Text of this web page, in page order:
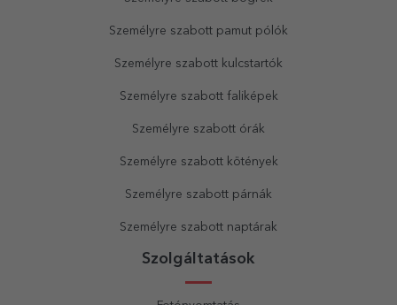
Személyre szabott pamut pólók
Személyre szabott kulcstartók
Személyre szabott faliképek
Személyre szabott órák
Személyre szabott kötények
Személyre szabott párnák
Személyre szabott naptárak
Szolgáltatások